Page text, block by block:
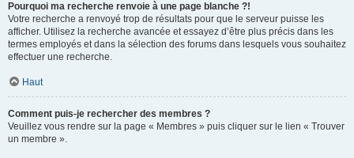
Pourquoi ma recherche renvoie à une page blanche ?!
Votre recherche a renvoyé trop de résultats pour que le serveur puisse les
afficher. Utilisez la recherche avancée et essayez d’être plus précis dans les
termes employés et dans la sélection des forums dans lesquels vous souhaitez
effectuer une recherche.
Haut
Comment puis-je rechercher des membres ?
Veuillez vous rendre sur la page « Membres » puis cliquer sur le lien « Trouver
un membre ».